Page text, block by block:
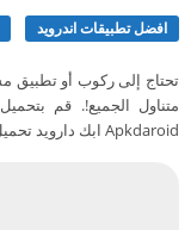
افضل تطبيقات اندرويد
Apkdaroid ابك دارويد تحميل تطبيق Lyft مهكر للاندرويد 2024 – ابك دارويد